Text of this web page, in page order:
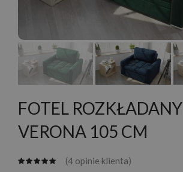
FOTEL ROZKŁADANY
VERONA 105 CM
(4 opinie klienta)